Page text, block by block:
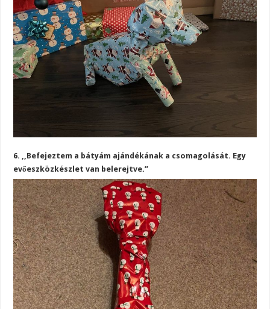
6. ,,Befejeztem a bátyám ajándékának a csomagolását. Egy
evőeszközkészlet van belerejtve.”